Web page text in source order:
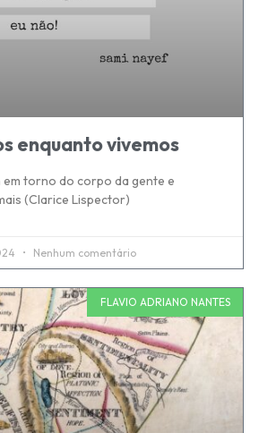
enquanto vivemos
em torno do corpo da gente e
(Clarice Lispector)
Nenhum comentário
FLAVIO ADRIANO NANTES